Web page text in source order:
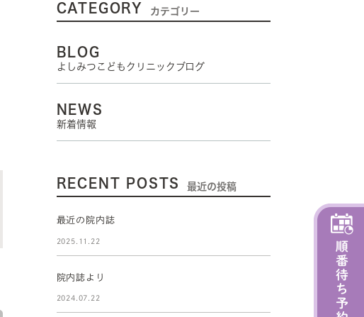
CATEGORY カテゴリー
BLOG
よしみつこどもクリニックブログ
NEWS
新着情報
RECENT POSTS 最近の投稿
最近の院内誌
2025.11.22
院内誌より
2024.07.22